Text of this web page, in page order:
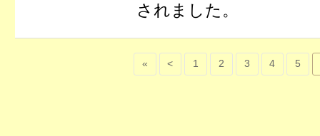
されました。
« < 1 2 3 4 5